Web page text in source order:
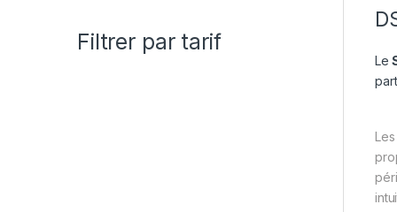
Le
Filtrer par tarif